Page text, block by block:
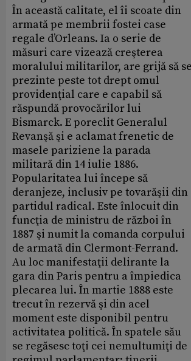
În această calitate, el îi scoate din
armată pe membrii fostei case
regale d’Orleans. Ia o serie de
măsuri care vizează creşterea
moralului militarilor, are grijă să se
prezinte peste tot drept omul
providenţial care e capabil să
răspundă provocărilor lui
Bismarck. E poreclit Generalul
Revanşă şi e aclamat frenetic de
masele pariziene la parada
militară din 14 iulie 1886.
Popularitatea lui începe să
deranjeze, inclusiv pe tovarăşii din
partidul radical. Este înlocuit din
funcţia de ministru de război în
1887 şi numit la comanda corpului
de armată din Clermont-Ferrand.
Au loc manifestaţii delirante la
gara din Paris pentru a împiedica
plecarea lui. În martie 1888 este
trecut în rezervă şi din acel
moment este disponibil pentru
activitatea politică. În spatele său
se regăsesc toţi cei nemultumiţi de